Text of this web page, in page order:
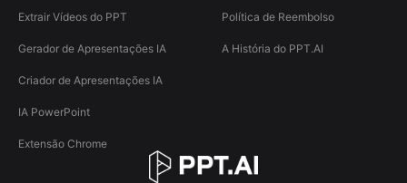
Extrair Vídeos do PPT
Gerador de Apresentações IA
Criador de Apresentações IA
IA PowerPoint
Extensão Chrome
Política de Reembolso
A História do PPT.AI